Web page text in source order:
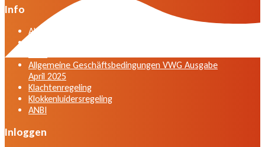
Info
Algemene voorwaarden VWG versie april 2025
Allgemeine Geschäftsbedingungen VWG Ausgabe
April 2025
Klachtenregeling
Klokkenluidersregeling
ANBI
Inloggen